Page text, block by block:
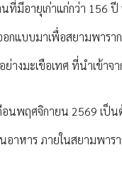
อายุเก่าแก่กว่า 156 ปี
กแบบมาเพื่อสยามพารา
มะเขือเทศ ที่นำเข้าจ
อนพฤศจิกายน 2569 เป็
าหาร ภายในสยามพาร